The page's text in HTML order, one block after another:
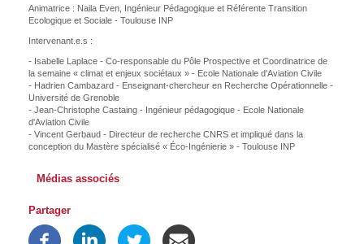
Animatrice : Naila Even, Ingénieur Pédagogique et Référente Transition
Ecologique et Sociale - Toulouse INP
Intervenant.e.s :
- Isabelle Laplace - Co-responsable du Pôle Prospective et Coordinatrice de
la semaine « climat et enjeux sociétaux » - Ecole Nationale d'Aviation Civile
- Hadrien Cambazard - Enseignant-chercheur en Recherche Opérationnelle -
Université de Grenoble
- Jean-Christophe Castaing - Ingénieur pédagogique - Ecole Nationale
d'Aviation Civile
- Vincent Gerbaud - Directeur de recherche CNRS et impliqué dans la
conception du Mastère spécialisé « Éco-Ingénierie » - Toulouse INP
Médias associés
Partager